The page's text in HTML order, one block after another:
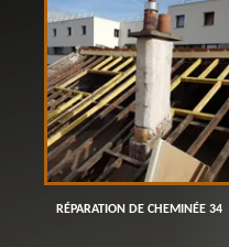
RÉPARATION DE CHEMINÉE 34